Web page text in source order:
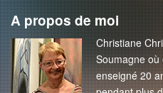
A propos de moi
Christiane
Soumagne où
enseigné 20